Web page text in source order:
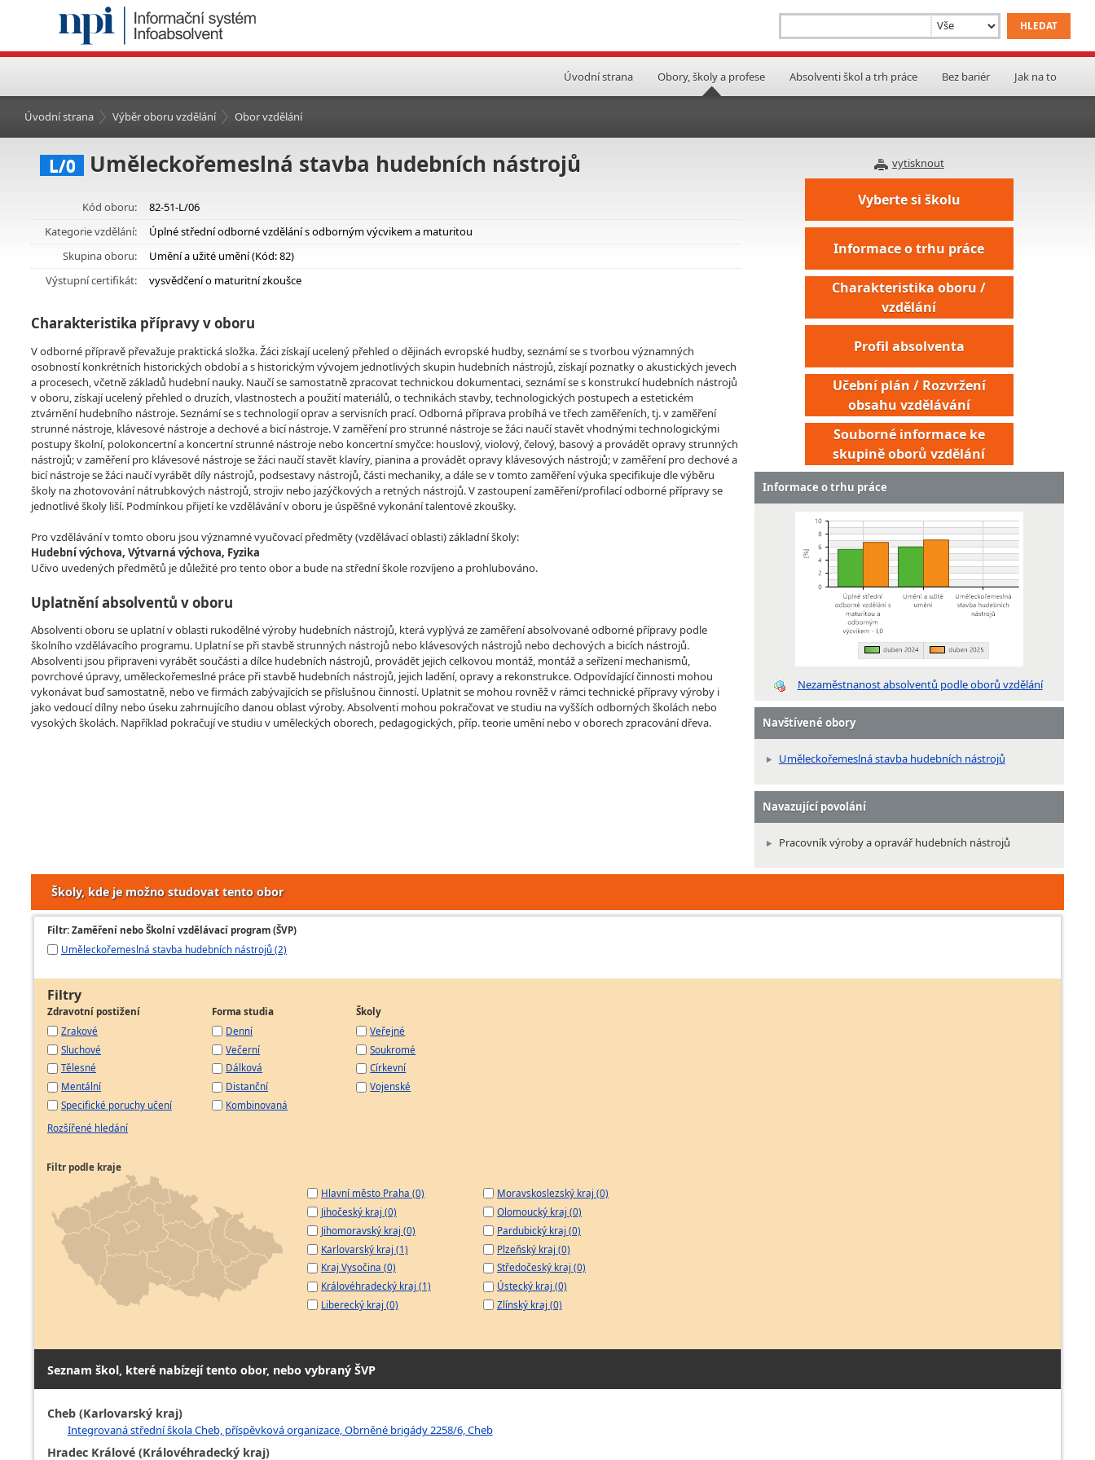
Úvodní strana Obory, školy a profese Absolventi škol a trh práce Bez bariér Jak na to
Úvodní strana Výběr oboru vzdělání Obor vzdělání
vytisknout
L/0 Uměleckořemeslná stavba hudebních nástrojů
Kód oboru:
82-51-L/06
Kategorie vzdělání:
Úplné střední odborné vzdělání s odborným výcvikem a maturitou
Skupina oboru:
Umění a užité umění (Kód: 82)
Výstupní certifikát:
vysvědčení o maturitní zkoušce
Charakteristika přípravy v oboru
V odborné přípravě převažuje praktická složka. Žáci získají ucelený přehled o dějinách evropské hudby, seznámí se s tvorbou významných
osobností konkrétních historických období a s historickým vývojem jednotlivých skupin hudebních nástrojů, získají poznatky o akustických jevech
a procesech, včetně základů hudební nauky. Naučí se samostatně zpracovat technickou dokumentaci, seznámí se s konstrukcí hudebních nástrojů
v oboru, získají ucelený přehled o druzích, vlastnostech a použití materiálů, o technikách stavby, technologických postupech a estetickém
ztvárnění hudebního nástroje. Seznámí se s technologií oprav a servisních prací. Odborná příprava probíhá ve třech zaměřeních, tj. v zaměření
strunné nástroje, klávesové nástroje a dechové a bicí nástroje. V zaměření pro strunné nástroje se žáci naučí stavět vhodnými technologickými
postupy školní, polokoncertní a koncertní strunné nástroje nebo koncertní smyčce: houslový, violový, čelový, basový a provádět opravy strunných
nástrojů; v zaměření pro klávesové nástroje se žáci naučí stavět klavíry, pianina a provádět opravy klávesových nástrojů; v zaměření pro dechové a
bicí nástroje se žáci naučí vyrábět díly nástrojů, podsestavy nástrojů, části mechaniky, a dále se v tomto zaměření výuka specifikuje dle výběru
školy na zhotovování nátrubkových nástrojů, strojiv nebo jazýčkových a retných nástrojů. V zastoupení zaměření/profilací odborné přípravy se
jednotlivé školy liší. Podmínkou přijetí ke vzdělávání v oboru je úspěšné vykonání talentové zkoušky.
Pro vzdělávání v tomto oboru jsou významné vyučovací předměty (vzdělávací oblasti) základní školy:
Hudební výchova, Výtvarná výchova, Fyzika
Učivo uvedených předmětů je důležité pro tento obor a bude na střední škole rozvíjeno a prohlubováno.
Uplatnění absolventů v oboru
Absolventi oboru se uplatní v oblasti rukodělné výroby hudebních nástrojů, která vyplývá ze zaměření absolvované odborné přípravy podle
školního vzdělávacího programu. Uplatní se při stavbě strunných nástrojů nebo klávesových nástrojů nebo dechových a bicích nástrojů.
Absolventi jsou připraveni vyrábět součásti a dílce hudebních nástrojů, provádět jejich celkovou montáž, montáž a seřízení mechanismů,
povrchové úpravy, uměleckořemeslné práce při stavbě hudebních nástrojů, jejich ladění, opravy a rekonstrukce. Odpovídající činnosti mohou
vykonávat buď samostatně, nebo ve firmách zabývajících se příslušnou činností. Uplatnit se mohou rovněž v rámci technické přípravy výroby i
jako vedoucí dílny nebo úseku zahrnujícího danou oblast výroby. Absolventi mohou pokračovat ve studiu na vyšších odborných školách nebo
vysokých školách. Například pokračují ve studiu v uměleckých oborech, pedagogických, příp. teorie umění nebo v oborech zpracování dřeva.
Vyberte si školu
Informace o trhu práce
Charakteristika oboru /
vzdělání
Profil absolventa
Učební plán / Rozvržení
obsahu vzdělávání
Souborné informace ke
skupině oborů vzdělání
Informace o trhu práce
Nezaměstnanost absolventů podle oborů vzdělání
Navštívené obory
Uměleckořemeslná stavba hudebních nástrojů
Navazující povolání
Pracovník výroby a opravář hudebních nástrojů
Školy, kde je možno studovat tento obor
Filtr: Zaměření nebo Školní vzdělávací program (ŠVP)
Uměleckořemeslná stavba hudebních nástrojů (2)
Filtry
Zdravotní postižení
Zrakové
Sluchové
Tělesné
Mentální
Specifické poruchy učení
Forma studia
Denní
Večerní
Dálková
Distanční
Kombinovaná
Školy
Veřejné
Soukromé
Církevní
Vojenské
Rozšířené hledání
Filtr podle kraje
Hlavní město Praha (0)
Jihočeský kraj (0)
Jihomoravský kraj (0)
Karlovarský kraj (1)
Kraj Vysočina (0)
Královéhradecký kraj (1)
Liberecký kraj (0)
Moravskoslezský kraj (0)
Olomoucký kraj (0)
Pardubický kraj (0)
Plzeňský kraj (0)
Středočeský kraj (0)
Ústecký kraj (0)
Zlínský kraj (0)
Seznam škol, které nabízejí tento obor, nebo vybraný ŠVP
Cheb (Karlovarský kraj)
Integrovaná střední škola Cheb, příspěvková organizace, Obrněné brigády 2258/6, Cheb
Hradec Králové (Královéhradecký kraj)